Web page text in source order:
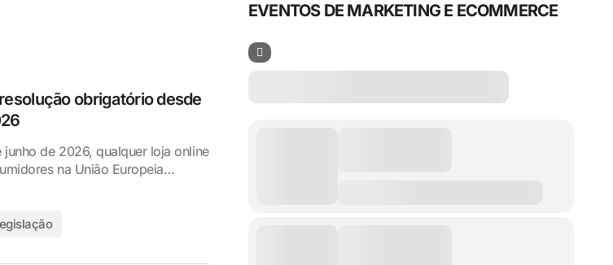
obrigatório desde
junho de 2026, qualquer loja online
na União Europeia…
EVENTOS DE MARKETING E ECOMMERCE